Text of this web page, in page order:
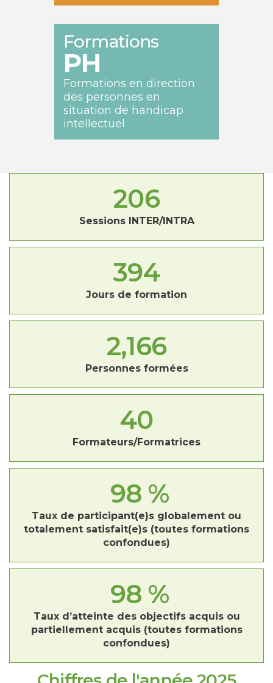
Formations
PH
Formations en direction
des personnes en
situation de handicap
intellectuel
206
Sessions INTER/INTRA
394
Jours de formation
2,166
Personnes formées
40
Formateurs/Formatrices
98 %
Taux de participant(e)s globalement ou
totalement satisfait(e)s (toutes formations
confondues)
98 %
Taux d’atteinte des objectifs acquis ou
partiellement acquis (toutes formations
confondues)